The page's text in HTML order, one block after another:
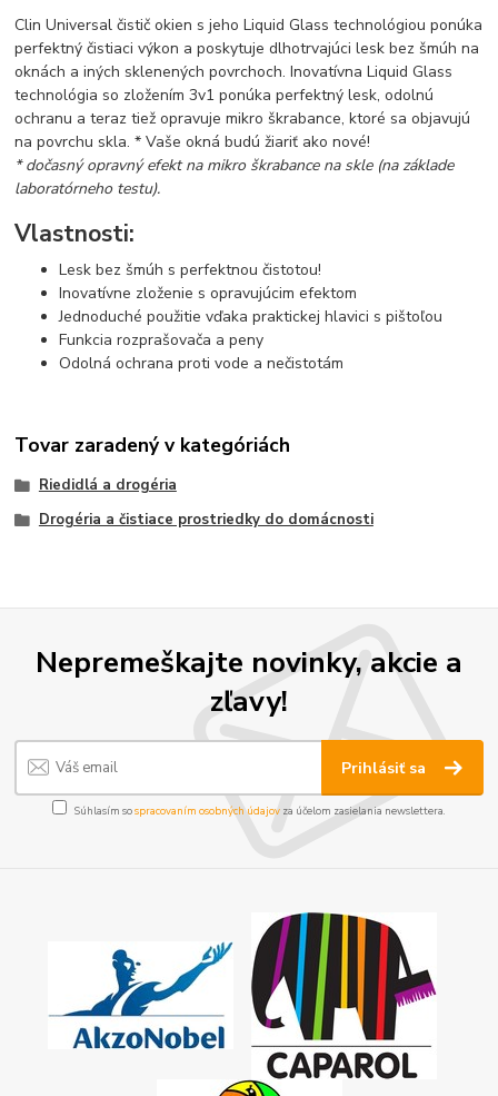
Clin Universal čistič okien s jeho Liquid Glass technológiou ponúka
perfektný čistiaci výkon a poskytuje dlhotrvajúci lesk bez šmúh na
oknách a iných sklenených povrchoch. Inovatívna Liquid Glass
technológia so zložením 3v1 ponúka perfektný lesk, odolnú
ochranu a teraz tiež opravuje mikro škrabance, ktoré sa objavujú
na povrchu skla. * Vaše okná budú žiariť ako nové!
* dočasný opravný efekt na mikro škrabance na skle (na základe
laboratórneho testu).
Vlastnosti:
Lesk bez šmúh s perfektnou čistotou!
Inovatívne zloženie s opravujúcim efektom
Jednoduché použitie vďaka praktickej hlavici s pištoľou
Funkcia rozprašovača a peny
Odolná ochrana proti vode a nečistotám
Tovar zaradený v kategóriách
Riedidlá a drogéria
Drogéria a čistiace prostriedky do domácnosti
Nepremeškajte novinky, akcie a
zľavy!
Prihlásiť sa
Súhlasím sospracovaním osobných údajov za účelom zasielania newslettera.